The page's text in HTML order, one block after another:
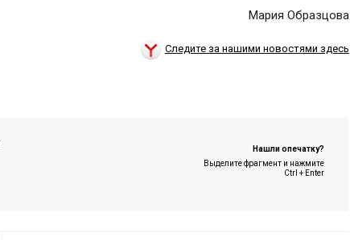
Мария Образцова
Следите за нашими новостями здесь
Нашли опечатку?
Выделите фрагмент и нажмите
Ctrl + Enter